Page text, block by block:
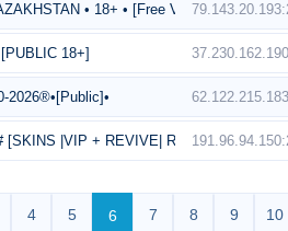
• 18+ • [Free VIP]
18+]
[SKINS |VIP + REVIVE| RANKS]
4 5 6 7 8 9 10